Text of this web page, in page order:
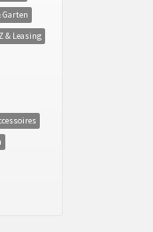
& Leasing